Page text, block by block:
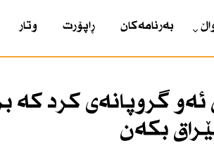
بەرنامەکان ڕاپۆرت وتار
گروپانەی كرد كە
بكەن